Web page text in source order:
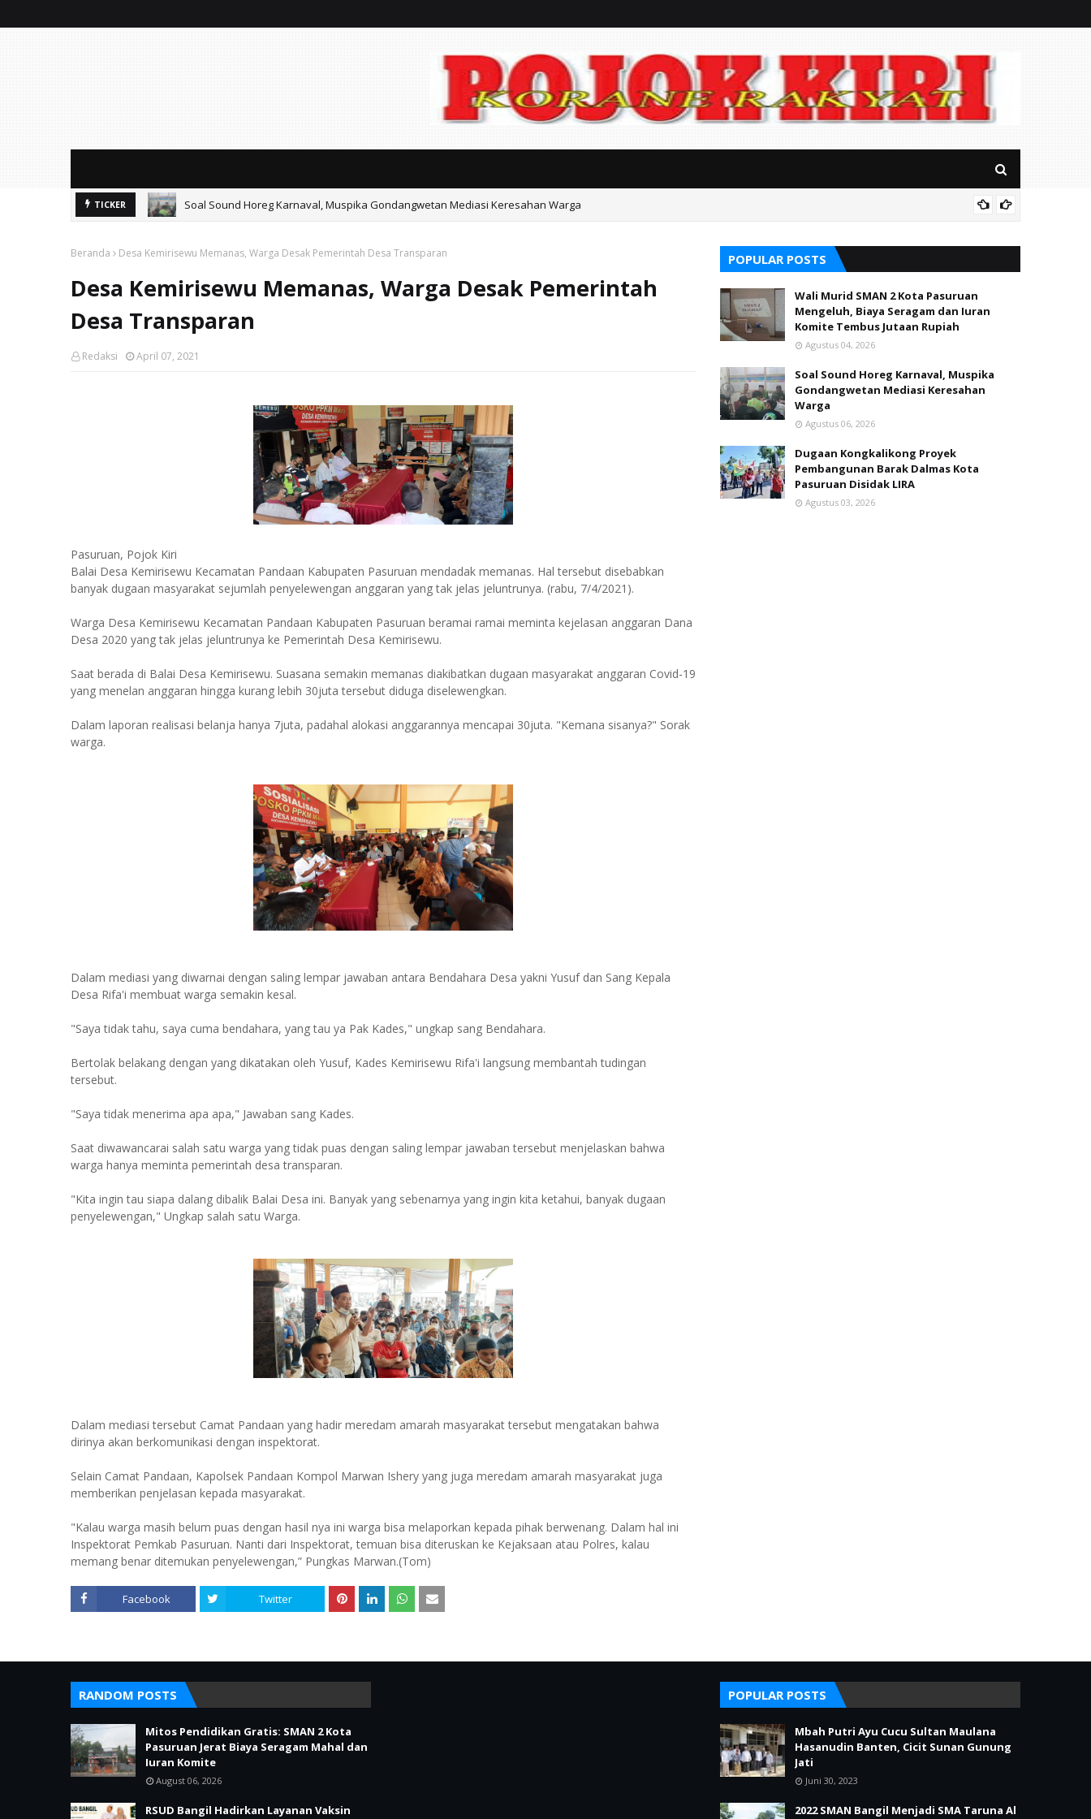
TICKER Mitos Pendidikan Gratis: SMAN 2 Kota Pasuruan Jerat Biaya Seragam Mahal dan Iuran Komite
Beranda Desa Kemirisewu Memanas, Warga Desak Pemerintah Desa Transparan
Desa Kemirisewu Memanas, Warga Desak Pemerintah
Desa Transparan
Redaksi April 07, 2021
Pasuruan, Pojok Kiri
Balai Desa Kemirisewu Kecamatan Pandaan Kabupaten Pasuruan mendadak memanas. Hal tersebut disebabkan
banyak dugaan masyarakat sejumlah penyelewengan anggaran yang tak jelas jeluntrunya. (rabu, 7/4/2021).
Warga Desa Kemirisewu Kecamatan Pandaan Kabupaten Pasuruan beramai ramai meminta kejelasan anggaran Dana
Desa 2020 yang tak jelas jeluntrunya ke Pemerintah Desa Kemirisewu.
Saat berada di Balai Desa Kemirisewu. Suasana semakin memanas diakibatkan dugaan masyarakat anggaran Covid-19
yang menelan anggaran hingga kurang lebih 30juta tersebut diduga diselewengkan.
Dalam laporan realisasi belanja hanya 7juta, padahal alokasi anggarannya mencapai 30juta. "Kemana sisanya?" Sorak
warga.
Dalam mediasi yang diwarnai dengan saling lempar jawaban antara Bendahara Desa yakni Yusuf dan Sang Kepala
Desa Rifa'i membuat warga semakin kesal.
"Saya tidak tahu, saya cuma bendahara, yang tau ya Pak Kades," ungkap sang Bendahara.
Bertolak belakang dengan yang dikatakan oleh Yusuf, Kades Kemirisewu Rifa'i langsung membantah tudingan
tersebut.
"Saya tidak menerima apa apa," Jawaban sang Kades.
Saat diwawancarai salah satu warga yang tidak puas dengan saling lempar jawaban tersebut menjelaskan bahwa
warga hanya meminta pemerintah desa transparan.
"Kita ingin tau siapa dalang dibalik Balai Desa ini. Banyak yang sebenarnya yang ingin kita ketahui, banyak dugaan
penyelewengan," Ungkap salah satu Warga.
Dalam mediasi tersebut Camat Pandaan yang hadir meredam amarah masyarakat tersebut mengatakan bahwa
dirinya akan berkomunikasi dengan inspektorat.
Selain Camat Pandaan, Kapolsek Pandaan Kompol Marwan Ishery yang juga meredam amarah masyarakat juga
memberikan penjelasan kepada masyarakat.
"Kalau warga masih belum puas dengan hasil nya ini warga bisa melaporkan kepada pihak berwenang. Dalam hal ini
Inspektorat Pemkab Pasuruan. Nanti dari Inspektorat, temuan bisa diteruskan ke Kejaksaan atau Polres, kalau
memang benar ditemukan penyelewengan,” Pungkas Marwan.(Tom)
Facebook Twitter
POPULAR POSTS
Wali Murid SMAN 2 Kota Pasuruan
Mengeluh, Biaya Seragam dan Iuran
Komite Tembus Jutaan Rupiah
Agustus 04, 2026
Soal Sound Horeg Karnaval, Muspika
Gondangwetan Mediasi Keresahan
Warga
Agustus 06, 2026
Dugaan Kongkalikong Proyek
Pembangunan Barak Dalmas Kota
Pasuruan Disidak LIRA
Agustus 03, 2026
RANDOM POSTS
Mitos Pendidikan Gratis: SMAN 2 Kota
Pasuruan Jerat Biaya Seragam Mahal dan
Iuran Komite
August 06, 2026
RSUD Bangil Hadirkan Layanan Vaksin
POPULAR POSTS
Mbah Putri Ayu Cucu Sultan Maulana
Hasanudin Banten, Cicit Sunan Gunung
Jati
Juni 30, 2023
2022 SMAN Bangil Menjadi SMA Taruna Al